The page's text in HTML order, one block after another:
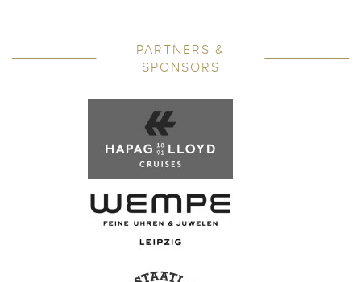
PARTNERS &
SPONSORS